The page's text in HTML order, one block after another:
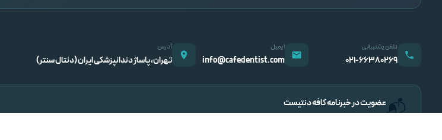
تلفن پشتیبانی
۰۲۱-۶۶۳۸۰۲۶۹
ایمیل
info@cafedentist.com
آدرس
تهران، پاساژ دندانپزشکی ایران (دنتال سنتر)
📬عضویت در خبرنامه کافه دنتیست